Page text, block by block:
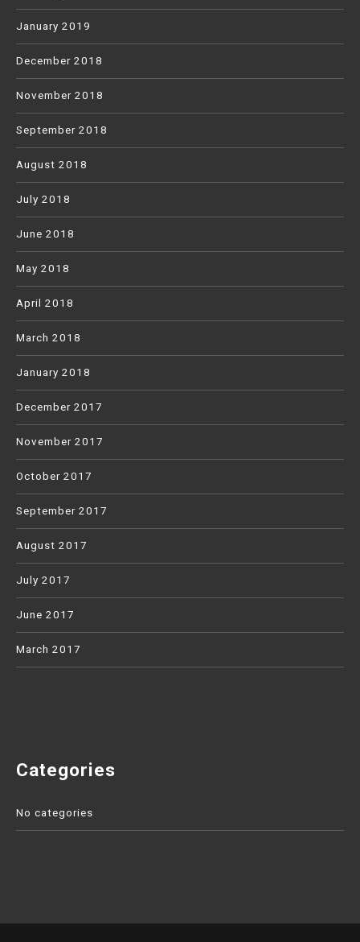
January 2019
December 2018
November 2018
September 2018
August 2018
July 2018
June 2018
May 2018
April 2018
March 2018
January 2018
December 2017
November 2017
October 2017
September 2017
August 2017
July 2017
June 2017
March 2017
Categories
No categories